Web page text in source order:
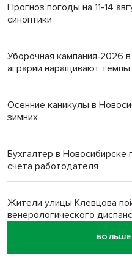
Прогноз погоды на 11-14
синоптики
Уборочная кампания‑2026
аграрии наращивают темпы
Осенние каникулы в
зимних
Бухгалтер в Новосибирске
счета работодателя
Жители улицы Клевцова
венерологического
Новосибирцы удивили